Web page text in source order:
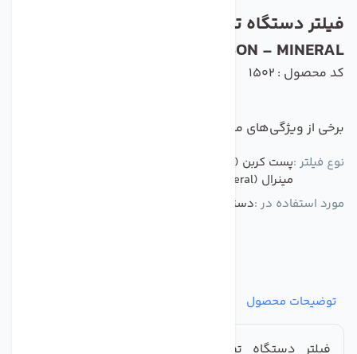
CARBON - MINERAL مجموعه دو عددی
کد محصول : 1502
برخی از ویژگی‌های مهم این محصول :
نوع فیلتر :پست کربن (Post Carbon)
مینرال (Mineral)
مورد استفاده در :دستگاه تصفیه کننده آب
توضیحات محصول